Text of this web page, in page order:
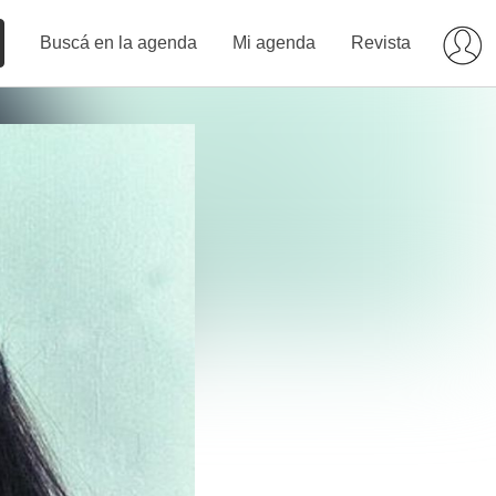
Buscá en la agenda Mi agenda Revista